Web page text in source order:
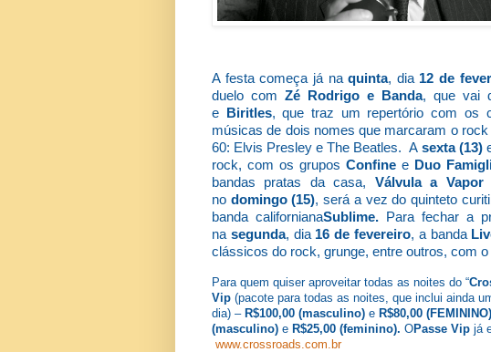
A festa começa já naquinta, dia 12 de
duelo com Zé Rodrigo e Banda, que vai
e
Biritles, que traz um repertório com os
músicas de dois nomes que marcaram o
60: Elvis Presley e The Beatles. A sexta (13)
rock, com os grupos Confine e Duo
bandas pratas da casa, Válvula a Vapor
no domingo (15), será a vez do quinteto
banda californianaSublime. Para fechar a
na segunda, dia16 de fevereiro, a banda
clássicos do rock, grunge, entre outros, com
Para quem quiser aproveitar todas as noites do “
Vip (pacote para todas as noites, que inclui ainda
dia) – R$100,00 (masculino) e R$80,00
(masculino) e R$25,00 (feminino). OPasse Vip já
www.crossroads.com.br